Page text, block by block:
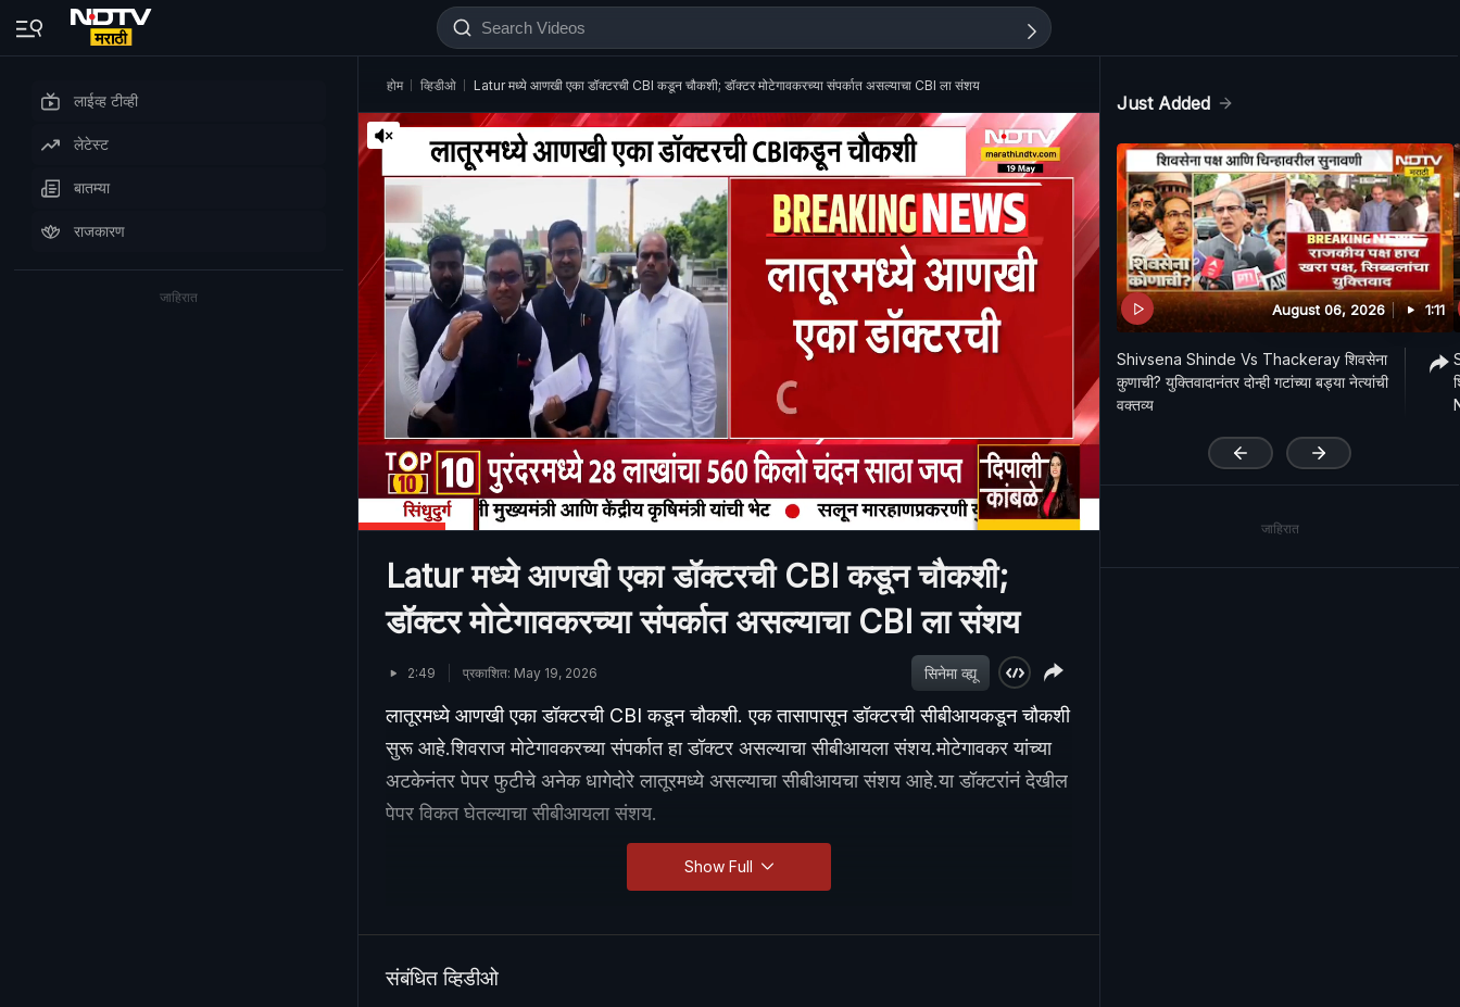
लाईव्ह टीव्ही
लेटेस्ट
बातम्या
राजकारण
जाहिरात
होम व्हिडीओ Latur मध्ये आणखी एका डॉक्टरची CBI कडून चौकशी; डॉक्टर मोटेगावकरच्या संपर्कात असल्याचा CBI ला संशय
Latur मध्ये आणखी एका डॉक्टरची CBI कडून चौकशी;
डॉक्टर मोटेगावकरच्या संपर्कात असल्याचा CBI ला संशय
2:49 प्रकाशित: May 19, 2026 सिनेमा व्ह्यू
लातूरमध्ये आणखी एका डॉक्टरची CBI कडून चौकशी. एक तासापासून डॉक्टरची सीबीआयकडून चौकशी
सुरू आहे.शिवराज मोटेगावकरच्या संपर्कात हा डॉक्टर असल्याचा सीबीआयला संशय.मोटेगावकर यांच्या
अटकेनंतर पेपर फुटीचे अनेक धागेदोरे लातूरमध्ये असल्याचा सीबीआयचा संशय आहे.या डॉक्टरांनं देखील
पेपर विकत घेतल्याचा सीबीआयला संशय.
Show Full
संबंधित व्हिडीओ
Just Added
August 06, 2026 1:11
Shivsena Shinde Vs Thackeray शिवसेना
कुणाची? युक्तिवादानंतर दोन्ही गटांच्या बड्या नेत्यांची
वक्तव्य
जाहिरात